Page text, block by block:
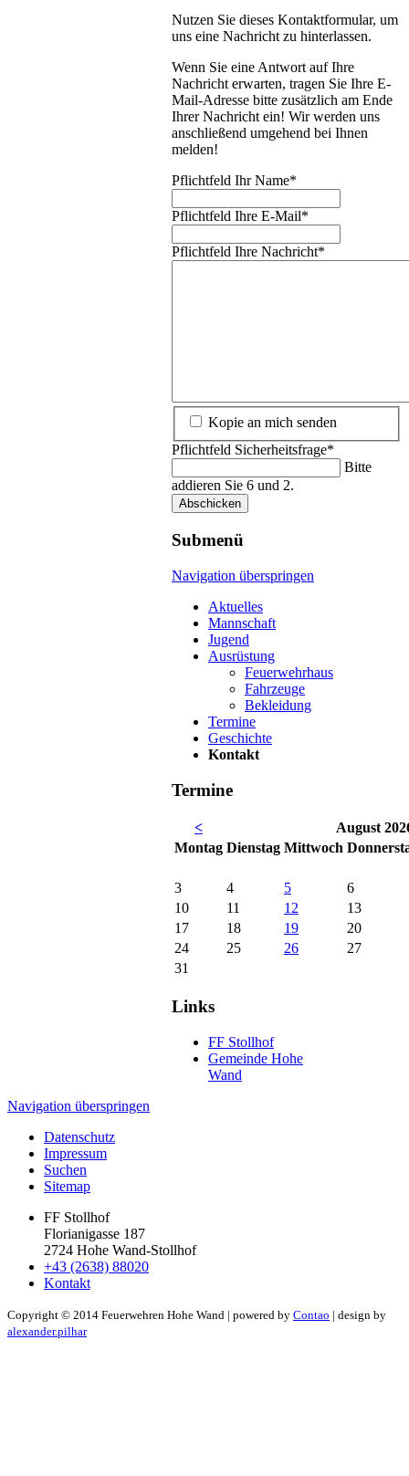
Nutzen Sie dieses Kontaktformular, um
uns eine Nachricht zu hinterlassen.
Wenn Sie eine Antwort auf Ihre
Nachricht erwarten, tragen Sie Ihre E-
Mail-Adresse bitte zusätzlich am Ende
Ihrer Nachricht ein! Wir werden uns
anschließend umgehend bei Ihnen
melden!
Pflichtfeld Ihr Name*
Pflichtfeld Ihre E-Mail*
Pflichtfeld Ihre Nachricht*
Kopie an mich senden
Pflichtfeld Sicherheitsfrage*
Bitte
addieren Sie 6 und 2.
Abschicken
Submenü
Navigation überspringen
Aktuelles
Mannschaft
Jugend
Ausrüstung
Feuerwehrhaus
Fahrzeuge
Bekleidung
Termine
Geschichte
Kontakt
Termine
<
August
Montag Dienstag Mittwoch Do
3 4 5
6
10
11 12
13
17
18 19
20
24
25 26
27
31
Links
FF Stollhof
Gemeinde Hohe
Wand
Navigation überspringen
Datenschutz
Impressum
Suchen
Sitemap
FF Stollhof
Florianigasse 187
2724 Hohe Wand-Stollhof
+43 (2638) 88020
Kontakt
Copyright © 2014 Feuerwehren Hohe Wand | powered by Contao | design by
alexander.pilhar